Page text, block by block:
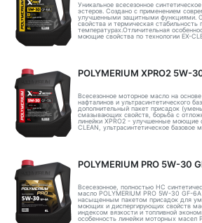
Уникальное всесезонное
эстеров. Создано с применением
улучшенными защитными функциями.
свойства и термическая стабильность
температурах.Отличительная
моющие свойства по технологии EX-
POLYMERIUM XPRO2 5W-
Всесезонное моторное масло на
нафталинов и ультрасинтетического
дополнительный пакет присадок
смазывающих свойств, борьба с
линейки XPRO2 - улучшенные моющие
CLEAN, ультрасинтетическое базовое
POLYMERIUM PRO 5W-30
Всесезонное, полностью HC
масло POLYMERIUM PRO 5W-30 GF-
насыщенным пакетом присадок для
моющих и диспергирующих свойств
индексом вязкости и топливной
особенность линейки моторных масел